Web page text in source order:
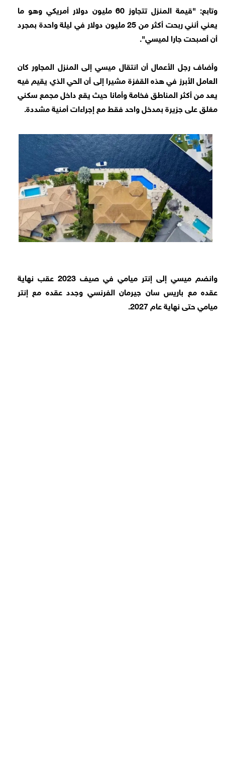
وتابع: "قيمة المنزل تتجاوز 60 مليون دولار أمريكي وهو ما
يعني أنني ربحت أكثر من 25 مليون دولار في ليلة واحدة بمجرد
أن أصبحت جارا لميسي".
وأضاف رجل الأعمال أن انتقال ميسي إلى المنزل المجاور كان
العامل الأبرز في هذه القفزة مشيرا إلى أن الحي الذي يقيم فيه
يعد من أكثر المناطق فخامة وأمانا حيث يقع داخل مجمع سكني
مغلق على جزيرة بمدخل واحد فقط مع إجراءات أمنية مشددة.
وانضم ميسي إلى إنتر ميامي في صيف 2023 عقب نهاية
عقده مع باريس سان جيرمان الفرنسي وجدد عقده مع إنتر
ميامي حتى نهاية عام 2027.